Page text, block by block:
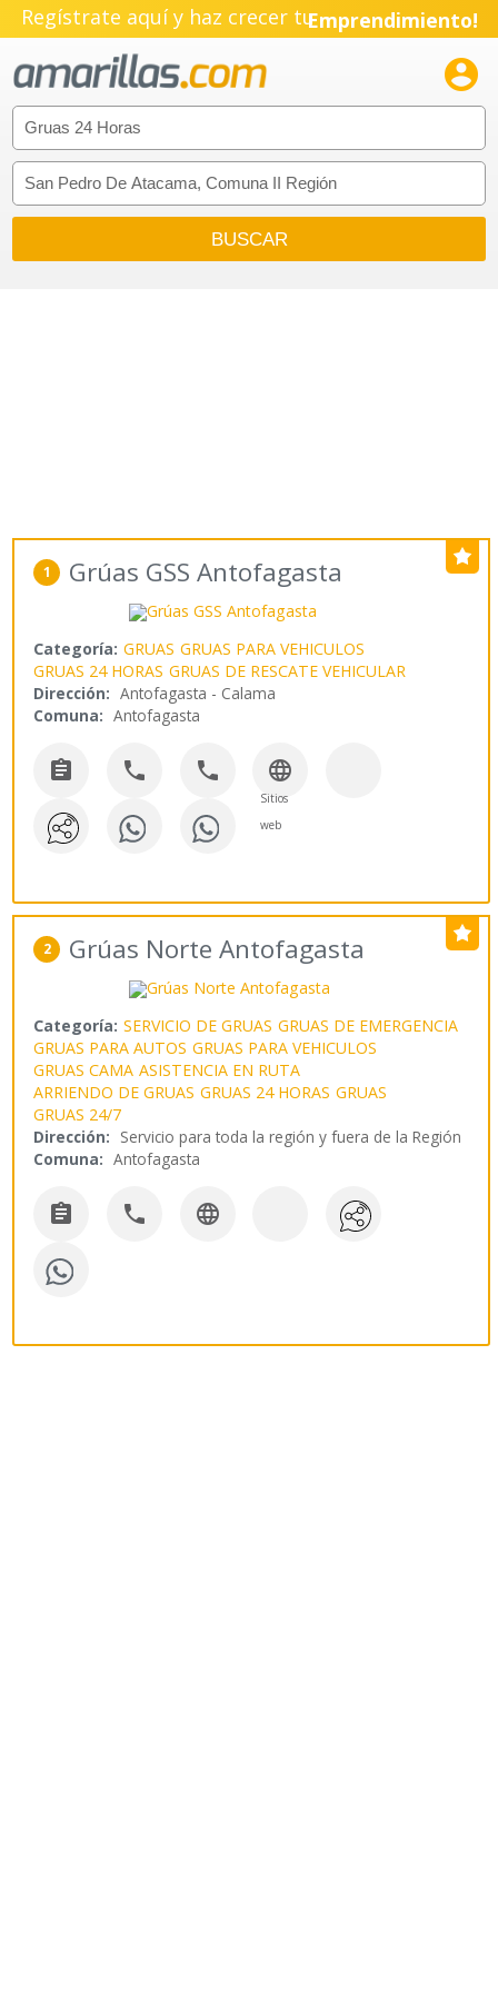
Regístrate aquí y haz crecer tuEmprendimiento!

1 Grúas GSS Antofagasta
Categoría: GRUAS GRUAS PARA VEHICULOS
GRUAS 24 HORAS GRUAS DE RESCATE VEHICULAR
Dirección: Antofagasta - Calama
Comuna: Antofagasta
   
Sitios
web
2 Grúas Norte Antofagasta
Categoría: SERVICIO DE GRUAS GRUAS DE EMERGENCIA
GRUAS PARA AUTOS GRUAS PARA VEHICULOS
GRUAS CAMA ASISTENCIA EN RUTA
ARRIENDO DE GRUAS GRUAS 24 HORAS GRUAS
GRUAS 24/7
Dirección: Servicio para toda la región y fuera de la Región
Comuna: Antofagasta
  